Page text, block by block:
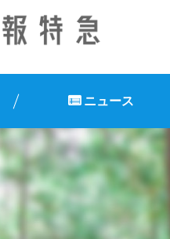
ニュース